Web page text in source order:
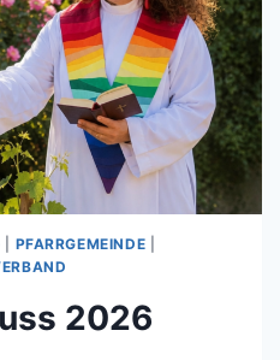
PFARRGEMEINDE
2026